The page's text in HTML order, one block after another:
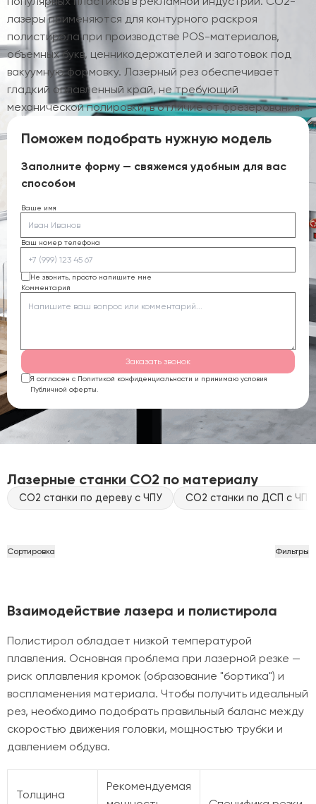
лазеры применяются для контурного раскроя
полистирола при производстве POS-материалов,
объемных букв, ценникодержателей и заготовок под
вакуумную формовку. Лазерный рез обеспечивает
гладкий оплавленный край, не требующий
механической полировки, в отличие от фрезерования.
Поможем подобрать нужную модель
Заполните форму — свяжемся удобным для вас
способом
Ваше имя
Ваш номер телефона
Не звонить, просто напишите мне
Комментарий
Заказать звонок
Я согласен с Политикой конфиденциальности и принимаю условия
Публичной оферты.
Лазерные станки CO2 по материалу
CO2 станки по дереву с ЧПУ CO2 станки по ДСП с ЧПУ
Сортировка Фильтры
Взаимодействие лазера и полистирола
Полистирол обладает низкой температурой
плавления. Основная проблема при лазерной резке —
риск оплавления кромок (образование "бортика") и
воспламенения материала. Чтобы получить идеальный
рез, необходимо подобрать правильный баланс между
скоростью движения головки, мощностью трубки и
давлением обдува.
Толщина
Рекомендуемая